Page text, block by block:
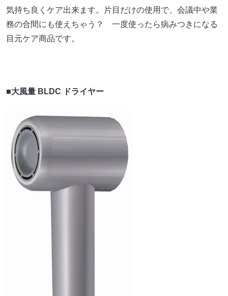
気持ち良くケア出来ます。片目だけの使用で、会議中や業
務の合間にも使えちゃう？ 一度使ったら病みつきになる
目元ケア商品です。
■大風量 BLDC ドライヤー